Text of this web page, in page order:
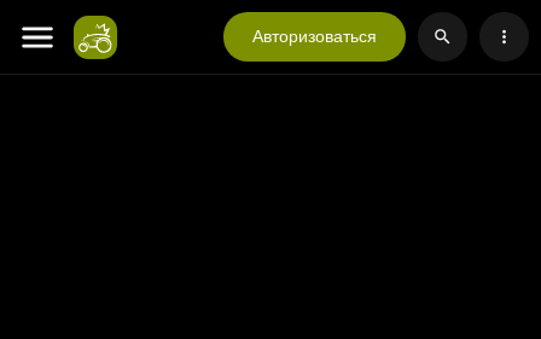
Авторизоваться